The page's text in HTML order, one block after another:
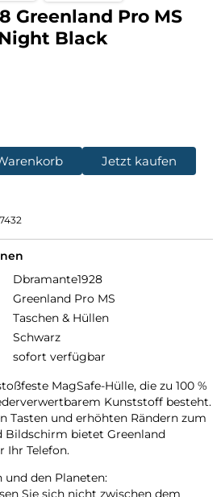
Greenland Pro MS
Black
Jetzt kaufen
Dbramante1928
Greenland Pro MS
Taschen & Hüllen
Schwarz
sofort verfügbar
MagSafe-Hülle, die zu 100 %
Kunststoff besteht.
Tasten und erhöhten Rändern zum
Bildschirm bietet Greenland
Ihr Telefon.
und den Planeten:
Sie sich nicht zwischen dem